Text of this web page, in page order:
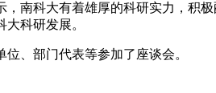
南科大有着雄厚的科研实力，积
科研发展。
、部门代表等参加了座谈会。